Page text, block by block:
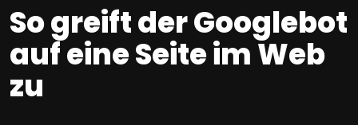
So greift der Googlebot
auf eine Seite im Web
zu